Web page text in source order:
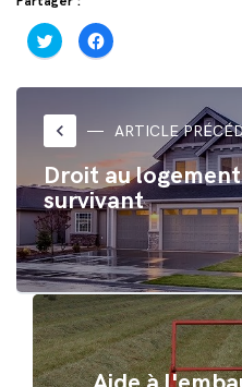
Cliquez
pour
partager
Twitter(ouvre
une
nouvelle
fenêtre)
Cliquez
pour
partager
Facebook(ouvre
nouvelle
fenêtre)
keyboard_arrow_left ARTICLE
Droit au
survivant